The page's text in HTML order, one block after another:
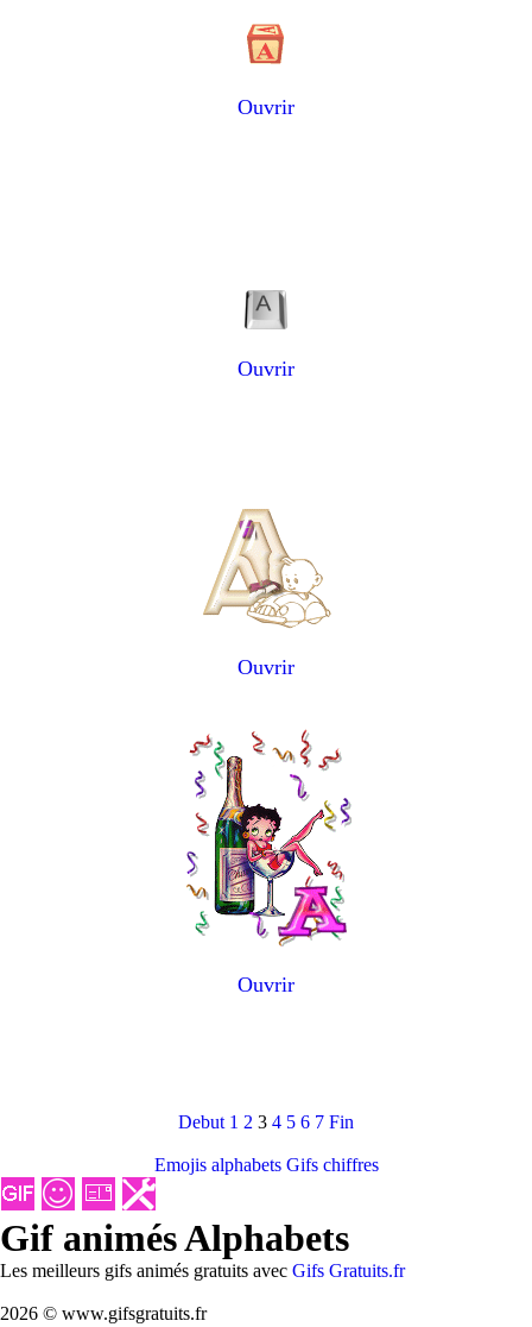
Ouvrir
Ouvrir
Ouvrir
Ouvrir
Debut 1 2 3 4 5 6 7 Fin
Emojis alphabets Gifs chiffres
Gif animés Alphabets
Les meilleurs gifs animés gratuits avec Gifs Gratuits.fr
2026 © www.gifsgratuits.fr